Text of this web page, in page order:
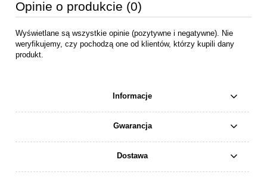
Opinie o produkcie (0)
Wyświetlane są wszystkie opinie (pozytywne i negatywne). Nie
weryfikujemy, czy pochodzą one od klientów, którzy kupili dany
produkt.
Informacje
Gwarancja
Dostawa